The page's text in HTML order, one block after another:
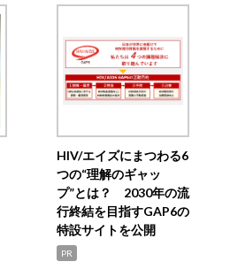
HIV/エイズにまつわる6
つの“理解のギャッ
プ”とは？ 2030年の流
行終結を目指すGAP6の
特設サイトを公開
PR